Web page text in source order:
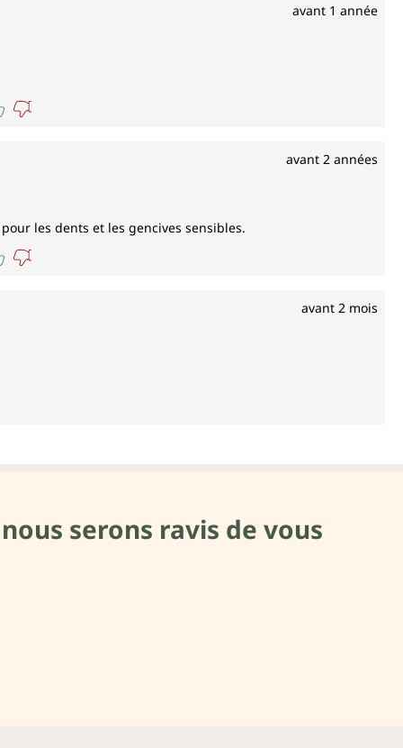
avant 1 année
avant 2 années
les dents et les gencives sensibles.
avant 2 mois
serons ravis de vous